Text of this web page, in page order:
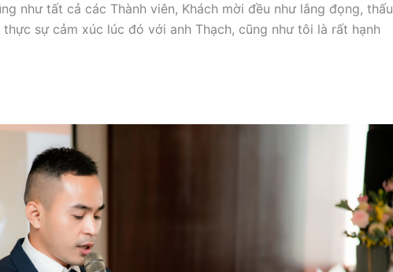
như tất cả các Thành viên, Khách mời đều như lắng đọng, thấu
sự cảm xúc lúc đó với anh Thạch, cũng như tôi là rất hạnh